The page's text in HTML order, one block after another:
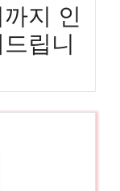
지 인
립니